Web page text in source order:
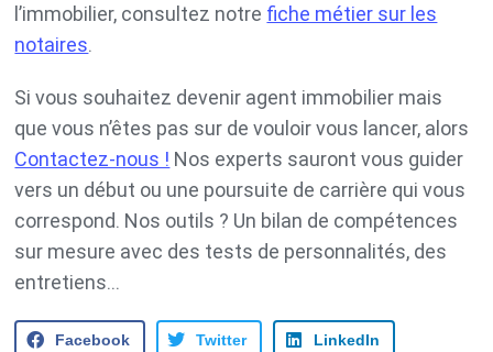
l’immobilier, consultez notre fiche métier sur les
notaires.
Si vous souhaitez devenir agent immobilier mais
que vous n’êtes pas sur de vouloir vous lancer, alors
Contactez-nous ! Nos experts sauront vous guider
vers un début ou une poursuite de carrière qui vous
correspond. Nos outils ? Un bilan de compétences
sur mesure avec des tests de personnalités, des
entretiens…
Facebook Twitter LinkedIn